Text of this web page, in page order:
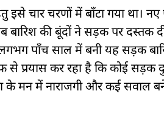
चार चरणों में बाँटा गया था।
की बूंदों ने सड़क पर दस्तक
लगभग पाँच साल में बनी यह सड़क
प्रयास कर रहा है कि कोई सड़क
मन में नाराजगी और कई सवाल